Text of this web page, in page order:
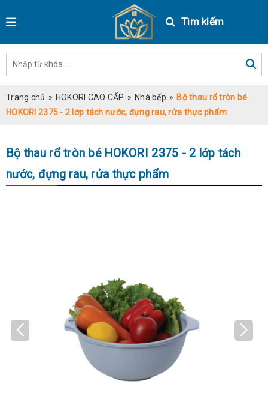
Tìm kiếm
Trang chủ » HOKORI CAO CẤP » Nhà bếp » Bộ thau rổ tròn bé
HOKORI 2375 - 2 lớp tách nước, đựng rau, rửa thực phẩm
Bộ thau rổ tròn bé HOKORI 2375 - 2 lớp tách
nước, đựng rau, rửa thực phẩm